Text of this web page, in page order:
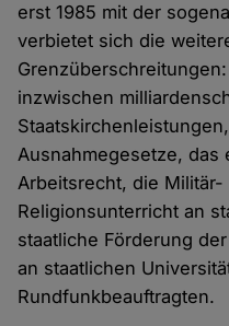
erst 1985 mit der
verbietet sich die
inzwischen
Ausnahmegesetze, das
Arbeitsrecht, die
Religionsunterricht an
staatliche Förderung
an staatlichen
Rundfunkbeauftragten.